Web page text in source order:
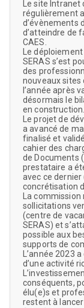
Le site Intranet
régulièrement
d’évènements
d’atteindre de
CAES.
Le
SERAS s’est
des
nouveaux sites
l’année après
désormais le
en construction.
Le projet de
a avancé de
finalisé et
cahier des
de Documents
prestataire a
avec ce
concrétisation
La commission
sollicitations
(centre de
SERAS) et
possible aux
supports de
L’année 2023
d’une activité
conséquents,
élu(e)s et
restent à